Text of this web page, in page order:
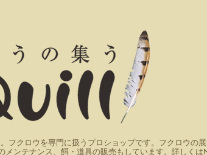
フクロウを専門に扱うプロショップです。フクロウの
ンテナンス、餌・道具の販売もしています。詳しくは